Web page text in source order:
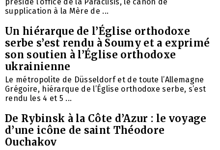
supplication à la Mère de ...
Un hiérarque de l’Église orthodoxe
serbe s’est rendu à Soumy et a exprimé
son soutien à l’Église orthodoxe
ukrainienne
Le métropolite de Düsseldorf et de toute l’Allemagne
Grégoire, hiérarque de l’Église orthodoxe serbe, s’est
rendu les 4 et 5 ...
De Rybinsk à la Côte d’Azur : le voyage
d’une icône de saint Théodore
Ouchakov